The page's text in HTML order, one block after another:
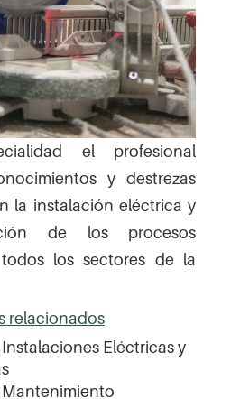
el profesional
y destrezas
la instalación eléctrica y
de los procesos
los sectores de la
relacionados
Eléctricas y